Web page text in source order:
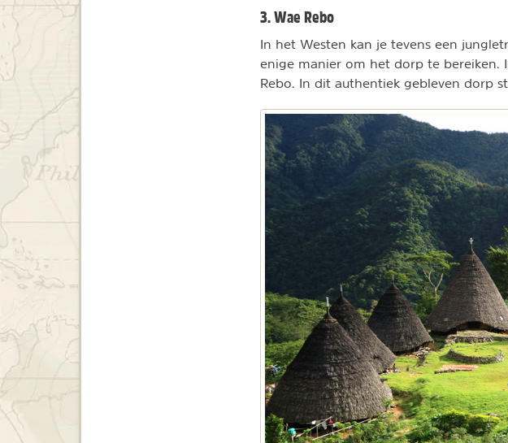
3. Wae Rebo
In het Westen kan je tevens een
enige manier om het dorp te bereiken.
Rebo. In dit authentiek gebleven dorp